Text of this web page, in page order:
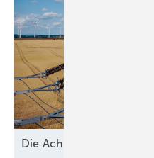
D ie A chillesferse der